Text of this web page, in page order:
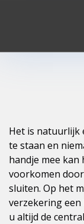
Het is natuurlijk
te staan en
handje mee kan
voorkomen
sluiten. Op het
verzekering
u altijd de